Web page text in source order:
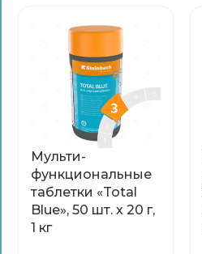
Мульти-
функциональные
таблетки «Total
Blue», 50 шт. х 20 г,
1 кг